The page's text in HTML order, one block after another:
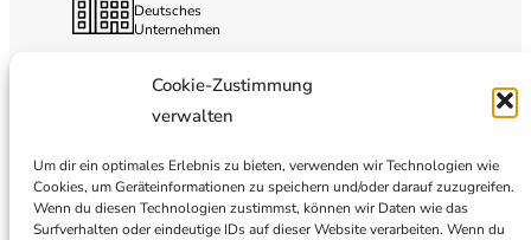
Cookie-Zustimmung
verwalten
Um dir ein optimales Erlebnis zu bieten, verwenden wir Technologien wie
Cookies, um Geräteinformationen zu speichern und/oder darauf zuzugreifen.
Wenn du diesen Technologien zustimmst, können wir Daten wie das
Surfverhalten oder eindeutige IDs auf dieser Website verarbeiten. Wenn du
Deutsches
Unternehmen